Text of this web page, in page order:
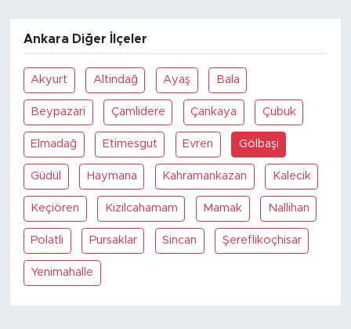
Ankara Diğer İlçeler
Akyurt Altindağ Ayaş Bala
Beypazari Çamlidere Çankaya Çubuk
Elmadağ Etimesgut Evren Gölbaşi
Güdül Haymana Kahramankazan Kalecik
Keçiören Kizilcahamam Mamak Nallihan
Polatli Pursaklar Sincan Şereflikoçhisar
Yenimahalle